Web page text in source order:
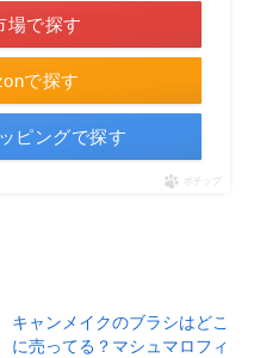
で探す
場で探す
ピングで探す
ポチップ
キャンメイクのブラシはどこ
に売ってる？マシュマロフィ